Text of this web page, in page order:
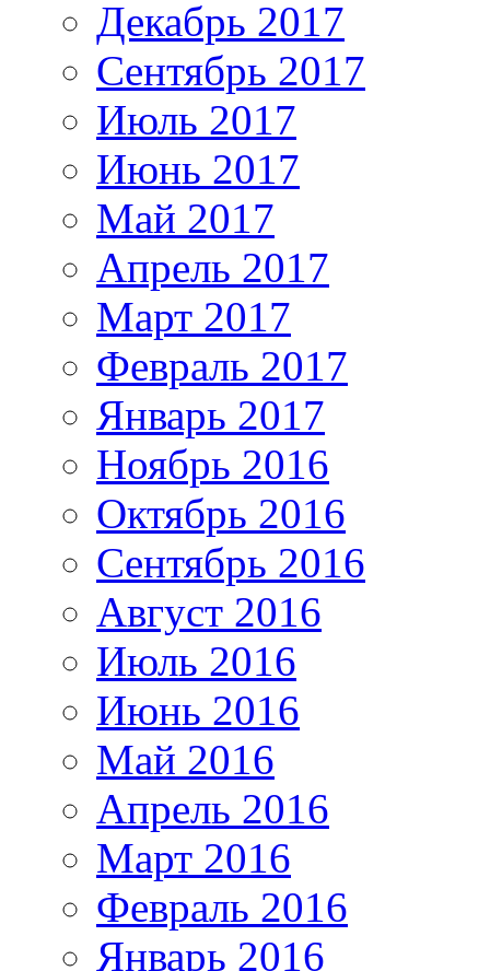
Декабрь 2017
Сентябрь 2017
Июль 2017
Июнь 2017
Май 2017
Апрель 2017
Март 2017
Февраль 2017
Январь 2017
Ноябрь 2016
Октябрь 2016
Сентябрь 2016
Август 2016
Июль 2016
Июнь 2016
Май 2016
Апрель 2016
Март 2016
Февраль 2016
Январь 2016